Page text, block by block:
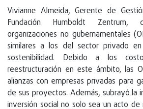
Vivianne Almeida, Gerente de
Fundación Humboldt
organizaciones no gubernamentales
similares a los del sector privado
sostenibilidad. Debido a los
reestructuración en este ámbito, las
alianzas con empresas privadas para
de sus proyectos. Además, subrayó la
inversión social no solo sea un acto de